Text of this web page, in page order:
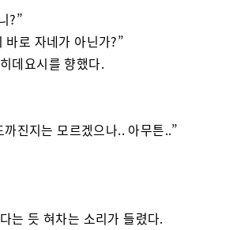
?”
바로 자네가 아닌가?”
데요시를 향했다.
진지는 모르겠으나.. 아무튼..”
는 듯 혀차는 소리가 들렸다.